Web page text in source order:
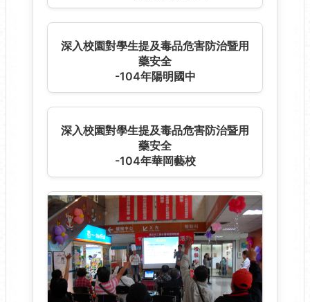
深入校園對學生提及毒品危害防治暨用
藥安全
-104年陽明國中
深入校園對學生提及毒品危害防治暨用
藥安全
-104年華岡藝校